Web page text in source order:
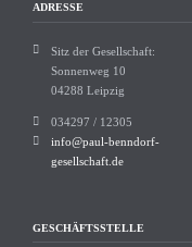
ADRESSE
Sitz der Gesellschaft:
Sonnenweg 10
04288 Leipzig
034297 / 12305
info@paul-benndorf-
gesellschaft.de
GESCHÄFTSSTELLE